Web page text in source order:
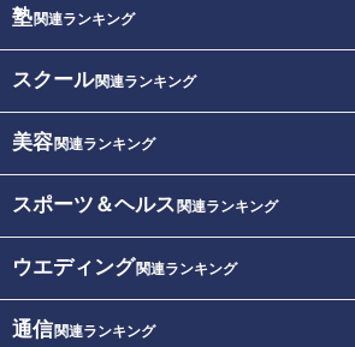
塾関連ランキング
スクール関連ランキング
美容関連ランキング
スポーツ＆ヘルス 関連ランキング
ウエディング関連ランキング
通信関連ランキング